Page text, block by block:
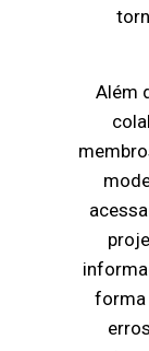
Além
forma